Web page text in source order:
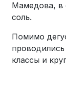
Мамедова, в
соль.
Помимо
классы и